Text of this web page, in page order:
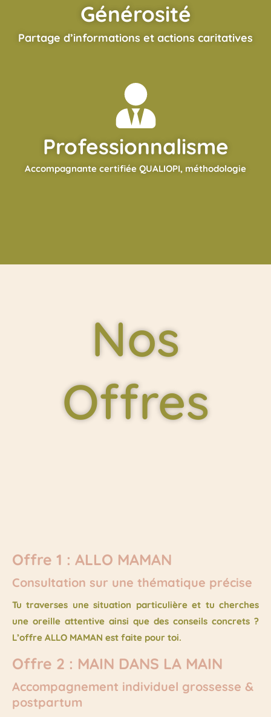
Générosité
Partage d’informations et actions caritatives
Professionnalisme
Accompagnante certifiée QUALIOPI, méthodologie
Nos
Offres
Offre 1 : ALLO MAMAN
Consultation sur une thématique précise
Tu traverses une situation particulière et tu cherches
une oreille attentive ainsi que des conseils concrets ?
L’offre ALLO MAMAN est faite pour toi.
Offre 2 : MAIN DANS LA MAIN
Accompagnement individuel grossesse &
postpartum